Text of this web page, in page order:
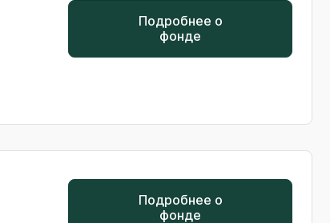
Подробнее о
фонде
Подробнее о
фонде